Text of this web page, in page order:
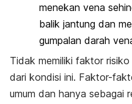
menekan vena
balik jantung dan
gumpalan darah
Tidak memiliki faktor
dari kondisi ini. Faktor-
umum dan hanya sebagai